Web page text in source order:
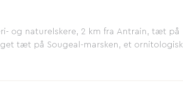
og naturelskere, 2 km fra Antrain, tæt på
tæt på Sougeal-marsken, et ornitologisk